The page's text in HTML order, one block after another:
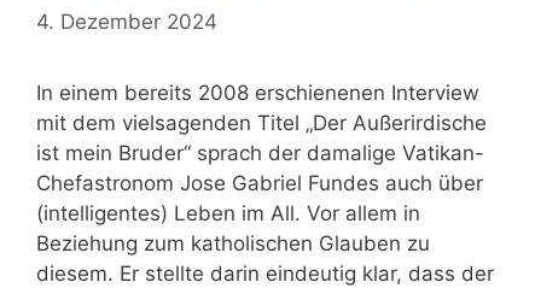
4. Dezember 2024
In einem bereits 2008 erschienenen Interview
mit dem vielsagenden Titel „Der Außerirdische
ist mein Bruder“ sprach der damalige Vatikan-
Chefastronom Jose Gabriel Fundes auch über
(intelligentes) Leben im All. Vor allem in
Beziehung zum katholischen Glauben zu
diesem. Er stellte darin eindeutig klar, dass der